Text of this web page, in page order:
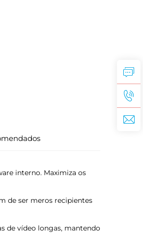
interno. Maximiza os
de ser meros recipientes
de vídeo longas, mantendo